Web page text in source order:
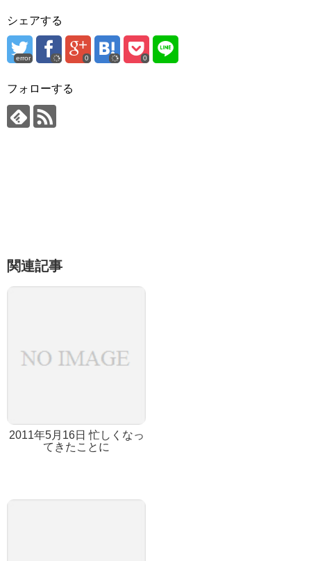
シェアする
error 0 0
フォローする
関連記事
2011年5月16日 忙しくなっ
てきたことに